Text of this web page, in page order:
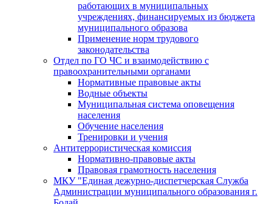
работающих в муниципальных
учреждениях, финансируемых из бюджета
муниципального образова
Применение норм трудового
законодательства
Отдел по ГО ЧС и взаимодействию с
правоохранительными органами
Нормативные правовые акты
Водные объекты
Муниципальная система оповещения
населения
Обучение населения
Тренировки и учения
Антитеррористическая комиссия
Нормативно-правовые акты
Правовая грамотность населения
МКУ "Единая дежурно-диспетчерская Служба
Администрации муниципального образования г.